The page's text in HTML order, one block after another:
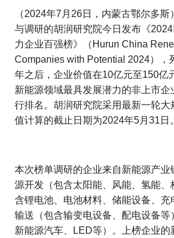
（2024年7月26日，内蒙古鄂尔多
与调研的胡润研究院今日发布《
力企业百强榜》（ Hurun China
Companies with Potential 2024），
年之后，企业价值在10亿元至150亿
新能源领域最具发展潜力的非上市
行排名。胡润研究院采用最新一轮大
值计算的截止日期为2024年5月31日。
本次榜单调研的企业来自新能源产业
源开发（包含太阳能、风能、氢能、
含锂电池、电池材料、储能设备、充
输送（包含输变电设备、配电设备等
新能源汽车、LED等）。上榜企业的